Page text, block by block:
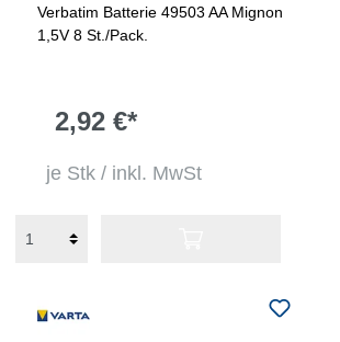
Verbatim Batterie 49503 AA Mignon
1,5V 8 St./Pack.
2,92 €*
je Stk / inkl. MwSt